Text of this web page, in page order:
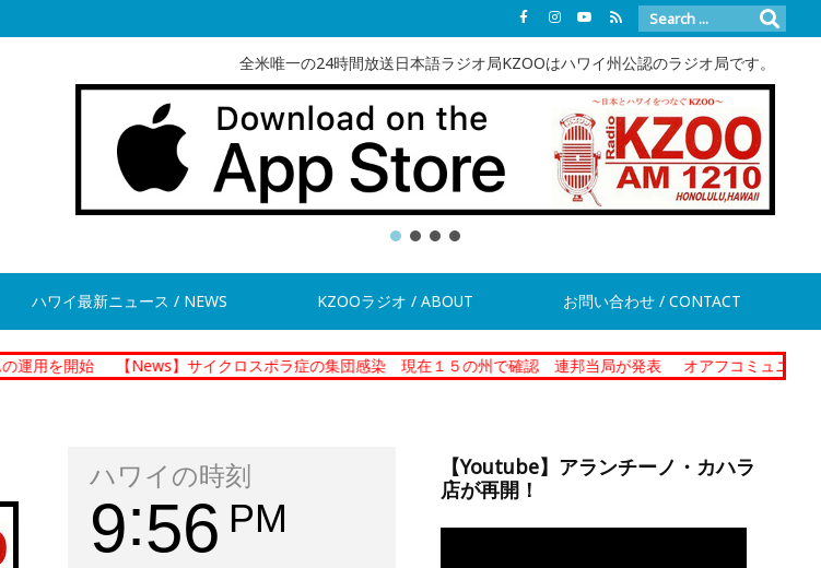
全米唯一の24時間放送日本語ラジオ局KZOOはハワイ州公認のラジオ局です。
ハワイ最新ニュース / NEWS KZOOラジオ / ABOUT お問い合わせ / CONTACT
【News】サイクロスポラ症の集団感染 現在１５の州で確認 連邦当局が発表 オアフコミュニティーコレクシ
ハワイの時刻
9 56 PM
【Youtube】アランチーノ・カハラ
店が再開！